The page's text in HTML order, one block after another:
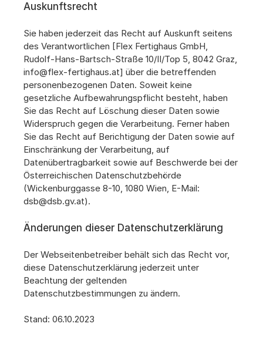
Auskunftsrecht
Sie haben jederzeit das Recht auf Auskunft seitens
des Verantwortlichen [Flex Fertighaus GmbH,
info@flex-fertighaus.at] über die betreffenden
personenbezogenen Daten. Soweit keine
gesetzliche Aufbewahrungspflicht besteht, haben
Sie das Recht auf Löschung dieser Daten sowie
Widerspruch gegen die Verarbeitung. Ferner haben
Sie das Recht auf Berichtigung der Daten sowie auf
Einschränkung der Verarbeitung, auf
Datenübertragbarkeit sowie auf Beschwerde bei der
Österreichischen Datenschutzbehörde
(Wickenburggasse 8-10, 1080 Wien, E-Mail:
dsb@dsb.gv.at).
Änderungen dieser Datenschutzerklärung
Der Webseitenbetreiber behält sich das Recht vor,
diese Datenschutzerklärung jederzeit unter
Beachtung der geltenden
Datenschutzbestimmungen zu ändern.
Stand: 06.10.2023